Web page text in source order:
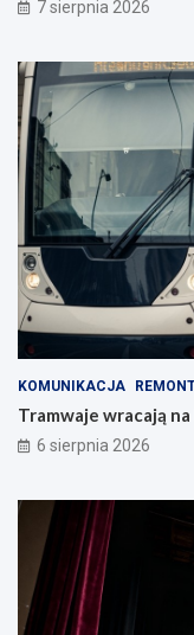
7 sierpnia 2026
KOMUNIKACJA
Tramwaje wracają
6 sierpnia 2026